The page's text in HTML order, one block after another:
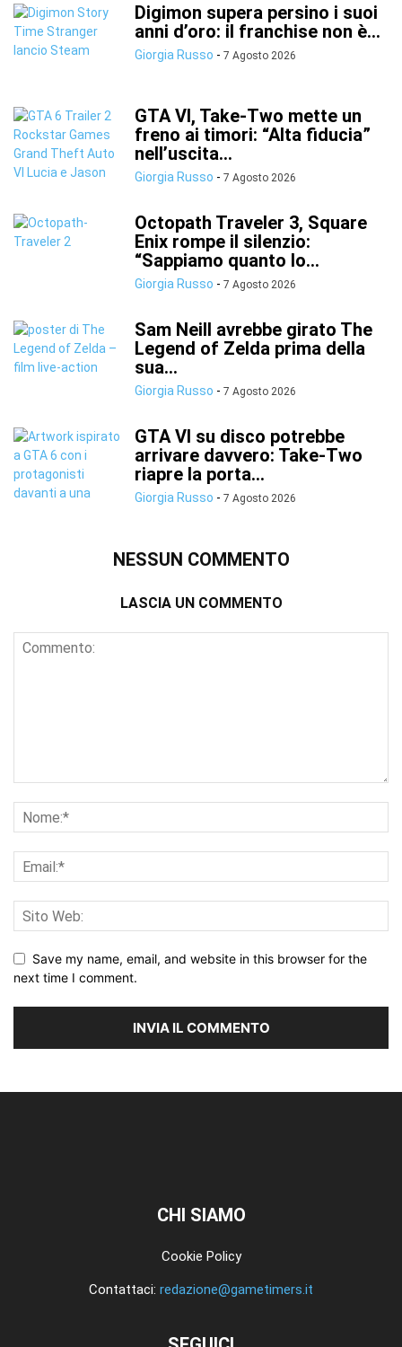
Digimon supera persino i suoi
anni d’oro: il franchise non è...
Giorgia Russo - 7 Agosto 2026
GTA VI, Take-Two mette un
freno ai timori: “Alta fiducia”
nell’uscita...
Giorgia Russo - 7 Agosto 2026
Octopath Traveler 3, Square
Enix rompe il silenzio:
“Sappiamo quanto lo...
Giorgia Russo - 7 Agosto 2026
Sam Neill avrebbe girato The
Legend of Zelda prima della
sua...
Giorgia Russo - 7 Agosto 2026
GTA VI su disco potrebbe
arrivare davvero: Take-Two
riapre la porta...
Giorgia Russo - 7 Agosto 2026
NESSUN COMMENTO
LASCIA UN COMMENTO
Save my name, email, and website in this browser for the
next time I comment.
CHI SIAMO
Cookie Policy
Contattaci: redazione@gametimers.it